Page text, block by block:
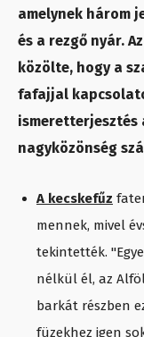
amelynek három
és a rezgő nyár.
közölte, hogy a
fafajjal
ismeretterjesztés
nagyközönség
A kecskefűz
mennek, mivel
tekintették.
nélkül él, az
barkát részben
füzekhez igen